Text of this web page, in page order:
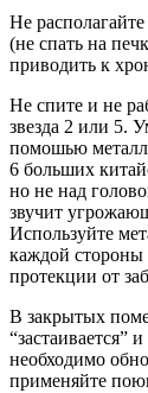
Не
(не спать на
приводить к
Не спите и не
звезда 2 или 5.
помошью
6 больших
но не над
звучит
Используйте
каждой стороны
протекции от
В закрытых
“застаивается”
необходимо
применяйте